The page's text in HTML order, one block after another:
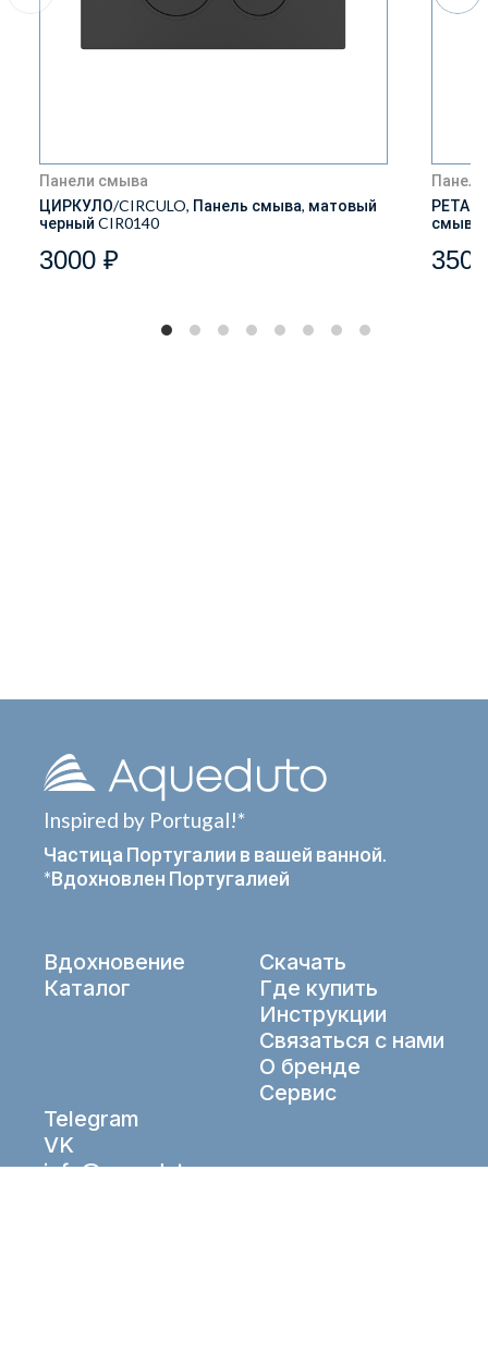
Панели смыва
ЦИРКУЛО/CIRCULO, Панель смыва, матовый
черный CIR0140
3000 ₽
смыва,
Inspired by Portugal!*
Частица Португалии в вашей ванной.
*Вдохновлен Португалией
Вдохновение
Каталог
Скачать
Где купить
Инструкции
Связаться с нами
О бренде
Сервис
Telegram
VK
info@aqueduto.ru